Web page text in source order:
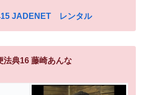
15 JADENET レンタル
法典16 藤崎あんな